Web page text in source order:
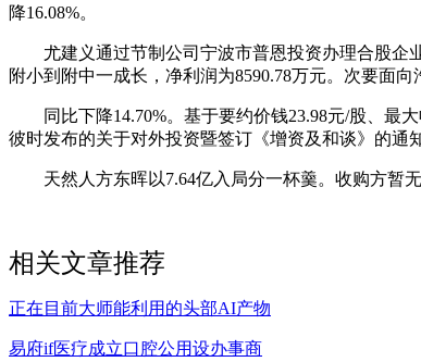
降16.08%。
尤建义通过节制公司宁波市普恩投资办理合股企业
附小到附中一成长，净利润为8590.78万元。次要面向
同比下降14.70%。基于要约价钱23.98元/股、最大
彼时发布的关于对外投资暨签订《增资及和谈》的通
天然人方东晖以7.64亿入局分一杯羹。收购方暂无
相关文章推荐
正在目前大师能利用的头部AI产物
易府if医疗成立口腔公用设办事商